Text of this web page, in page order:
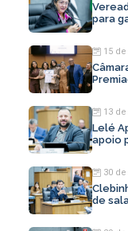
para
15
13
Lelé
apoio
30
de